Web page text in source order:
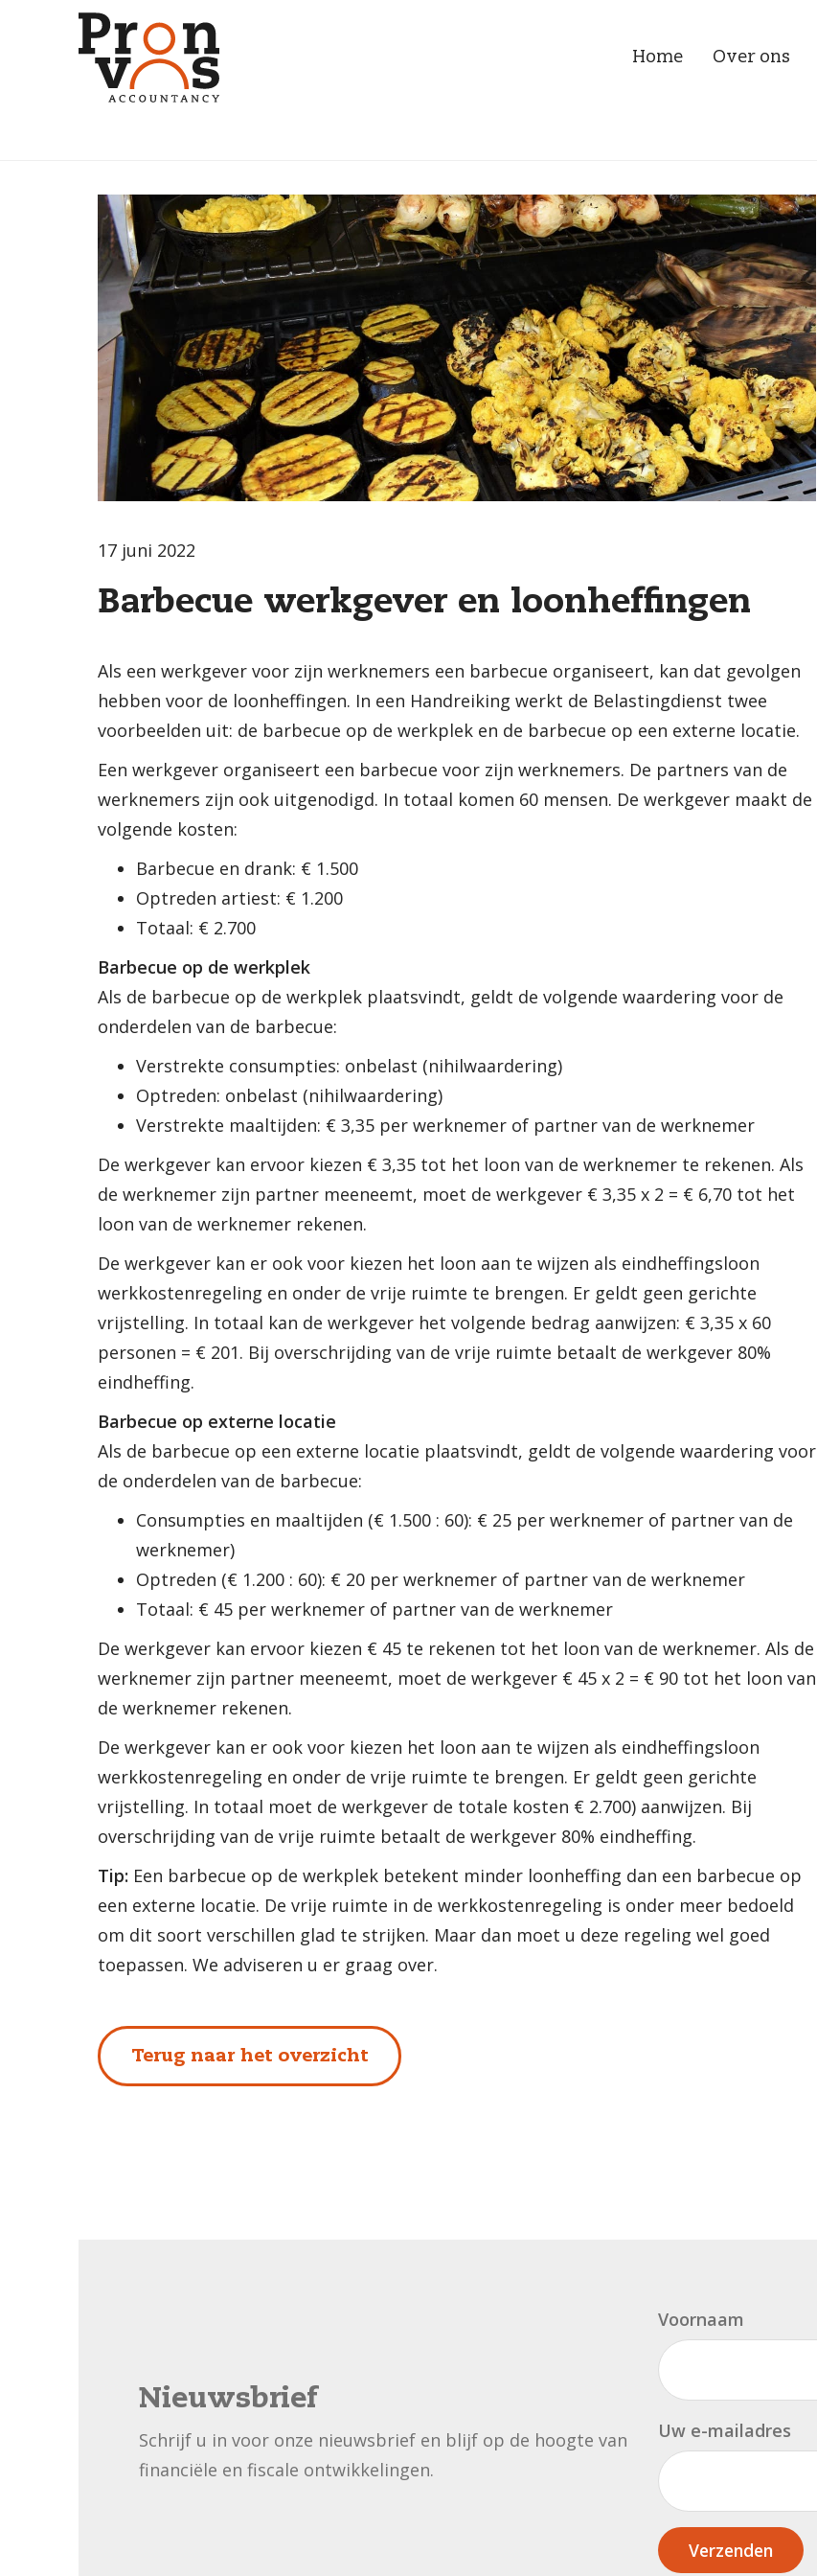
Home Over ons
17 juni 2022
Barbecue werkgever en loonheffingen
Als een werkgever voor zijn werknemers een barbecue organiseert, kan dat gevolgen
hebben voor de loonheffingen. In een Handreiking werkt de Belastingdienst twee
voorbeelden uit: de barbecue op de werkplek en de barbecue op een externe locatie.
Een werkgever organiseert een barbecue voor zijn werknemers. De partners van de
werknemers zijn ook uitgenodigd. In totaal komen 60 mensen. De werkgever maakt de
volgende kosten:
Barbecue en drank: € 1.500
Optreden artiest: € 1.200
Totaal: € 2.700
Barbecue op de werkplek
Als de barbecue op de werkplek plaatsvindt, geldt de volgende waardering voor de
onderdelen van de barbecue:
Verstrekte consumpties: onbelast (nihilwaardering)
Optreden: onbelast (nihilwaardering)
Verstrekte maaltijden: € 3,35 per werknemer of partner van de werknemer
De werkgever kan ervoor kiezen € 3,35 tot het loon van de werknemer te rekenen. Als
de werknemer zijn partner meeneemt, moet de werkgever € 3,35 x 2 = € 6,70 tot het
loon van de werknemer rekenen.
De werkgever kan er ook voor kiezen het loon aan te wijzen als eindheffingsloon
werkkostenregeling en onder de vrije ruimte te brengen. Er geldt geen gerichte
vrijstelling. In totaal kan de werkgever het volgende bedrag aanwijzen: € 3,35 x 60
personen = € 201. Bij overschrijding van de vrije ruimte betaalt de werkgever 80%
eindheffing.
Barbecue op externe locatie
Als de barbecue op een externe locatie plaatsvindt, geldt de volgende waardering voor
de onderdelen van de barbecue:
Consumpties en maaltijden (€ 1.500 : 60): € 25 per werknemer of partner van de
werknemer)
Optreden (€ 1.200 : 60): € 20 per werknemer of partner van de werknemer
Totaal: € 45 per werknemer of partner van de werknemer
De werkgever kan ervoor kiezen € 45 te rekenen tot het loon van de werknemer. Als de
werknemer zijn partner meeneemt, moet de werkgever € 45 x 2 = € 90 tot het loon van
de werknemer rekenen.
De werkgever kan er ook voor kiezen het loon aan te wijzen als eindheffingsloon
werkkostenregeling en onder de vrije ruimte te brengen. Er geldt geen gerichte
vrijstelling. In totaal moet de werkgever de totale kosten € 2.700) aanwijzen. Bij
overschrijding van de vrije ruimte betaalt de werkgever 80% eindheffing.
Tip: Een barbecue op de werkplek betekent minder loonheffing dan een barbecue op
een externe locatie. De vrije ruimte in de werkkostenregeling is onder meer bedoeld
om dit soort verschillen glad te strijken. Maar dan moet u deze regeling wel goed
toepassen. We adviseren u er graag over.
Terug naar het overzicht
Nieuwsbrief
Schrijf u in voor onze nieuwsbrief en blijf op de hoogte van
financiële en fiscale ontwikkelingen.
Voornaam
Uw e-mailadres
Verzenden